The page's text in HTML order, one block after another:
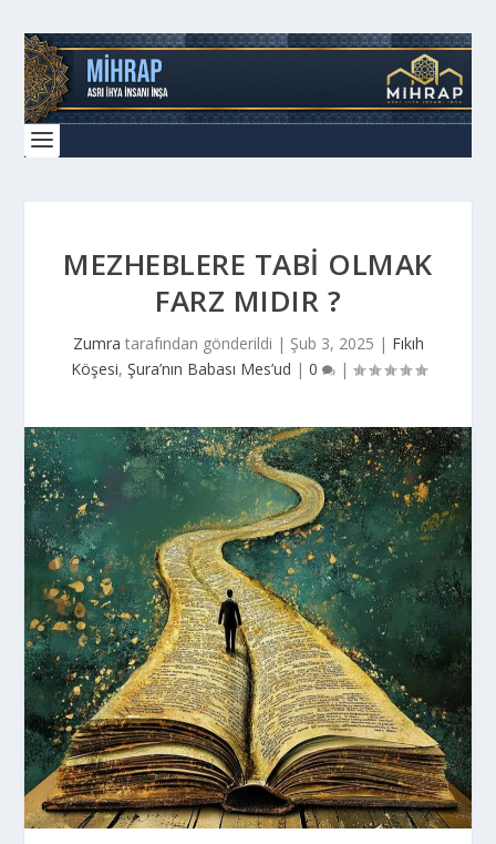
MEZHEBLERE TABI OLMAK
FARZ MIDIR ?
Zumra tarafından gönderildi | Şub 3, 2025 | Fıkıh
Köşesi, Şura’nın Babası Mes’ud | 0 |